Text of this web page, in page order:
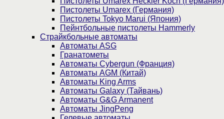
Пистолеты Umarex (Германия)
Пистолеты Tokyo Marui (Япония)
Пейнтбольные пистолеты Hammerly
Страйкбольные автоматы
Автоматы ASG
Гранатометы
Автоматы Cybergun (Франция)
Автоматы AGM (Китай)
Автоматы King Arms
Автоматы Galaxy (Тайвань)
Автоматы G&G Armanent
Автоматы JingPeng